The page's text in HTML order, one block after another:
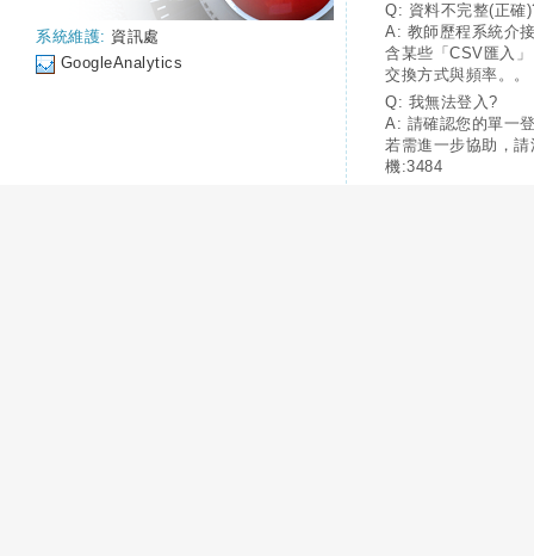
系統維護: 資訊處
GoogleAnalytics
Q: 資料不完整(正確
A: 教師歷程系統介
含某些「CSV匯入
交換方式與頻率。。
Q: 我無法登入?
A: 請確認您的單一
若需進一步協助，
機:3484